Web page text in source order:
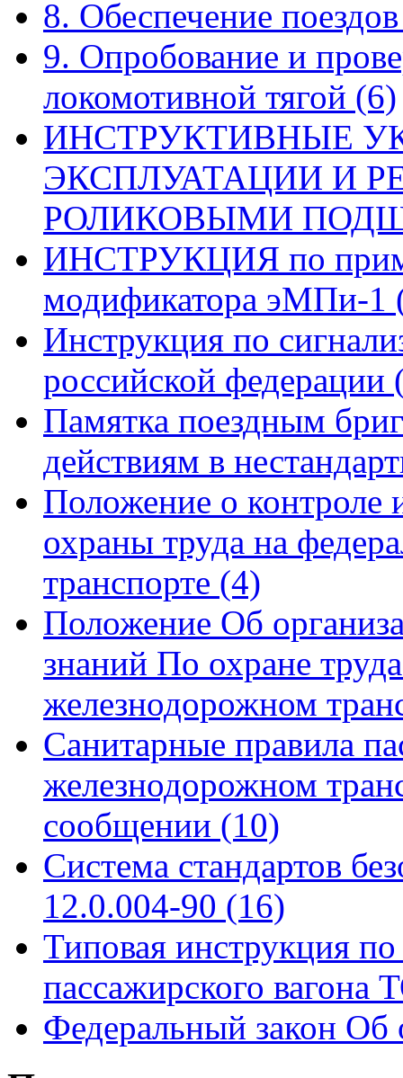
8. Обеспечение
9. Опробование и
локомотивной тягой (6)
ИНСТРУКТИВНЫЕ
ЭКСПЛУАТАЦИИ И
РОЛИКОВЫМИ
ИНСТРУКЦИЯ по
модификатора эМПи-1
Инструкция по
российской федерации
Памятка поездным
действиям в
Положение о контроле
охраны труда на
транспорте (4)
Положение Об
знаний По охране
железнодорожном
Санитарные правила
железнодорожном
сообщении (10)
Система стандартов
12.0.004-90 (16)
Типовая инструкция
пассажирского
Федеральный закон